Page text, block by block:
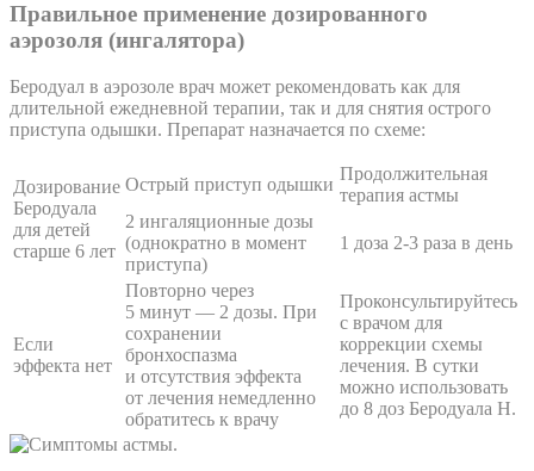
Правильное применение дозированного
аэрозоля (ингалятора)
Беродуал в аэрозоле врач может рекомендовать как для
длительной ежедневной терапии, так и для снятия острого
приступа одышки. Препарат назначается по схеме:
Дозирование
Беродуала
для детей
старше 6 лет
Острый приступ одышки
Продолжительная
терапия астмы
2 ингаляционные дозы
(однократно в момент
приступа)
1 доза 2-3 раза в день
Если
эффекта нет
Повторно через
5 минут — 2 дозы. При
сохранении
бронхоспазма
и отсутствия эффекта
от лечения немедленно
обратитесь к врачу
Проконсультируйтесь
с врачом для
коррекции схемы
лечения. В сутки
можно использовать
до 8 доз Беродуала Н.